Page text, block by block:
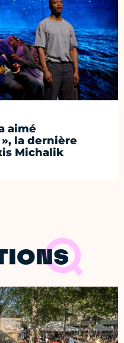
aimé
la dernière
Michalik